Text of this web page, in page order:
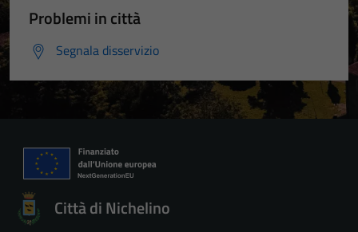
Problemi in città
Segnala disservizio
Città di Nichelino